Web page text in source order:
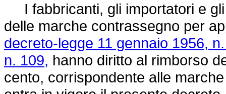
I fabbricanti, gli importatori e gli
delle marche contrassegno per
decreto-legge 11 gennaio 1956,
n. 109, hanno diritto al rimborso
cento, corrispondente alle